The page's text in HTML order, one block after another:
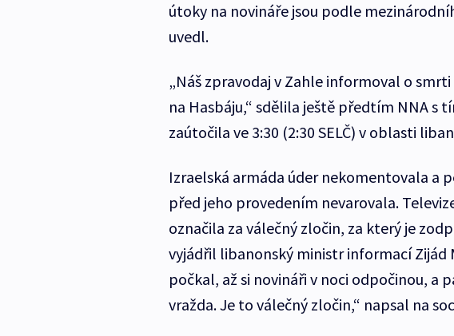
útoky na novináře jsou podle
uvedl.
„Náš zpravodaj v Zahle informoval o
na Hasbáju,“ sdělila ještě předtím NNA s
zaútočila ve 3:30 (2:30 SELČ) v oblasti
Izraelská armáda úder nekomentovala a
před jeho provedením nevarovala.
označila za válečný zločin, za který je
vyjádřil libanonský ministr informací Zijád
počkal, až si novináři v noci odpočinou, a
vražda. Je to válečný zločin,“ napsal na